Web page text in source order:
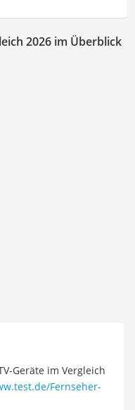
2026 im Überblick
Geräte im Vergleich
Fernseher-